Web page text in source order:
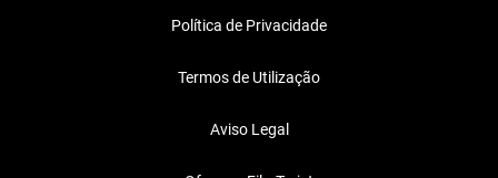
Política de Privacidade
Termos de Utilização
Aviso Legal